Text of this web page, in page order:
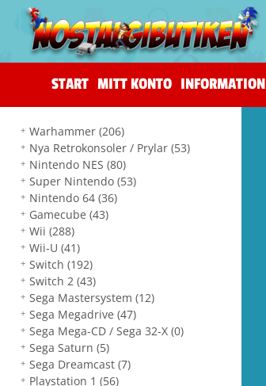
START MITT KONTO INFORMATION
Warhammer(206)
Nya Retrokonsoler / Prylar(53)
Nintendo NES(80)
Super Nintendo(53)
Nintendo 64(36)
Gamecube(43)
Wii(288)
Wii-U(41)
Switch(192)
Switch 2(43)
Sega Mastersystem(12)
Sega Megadrive(47)
Sega Mega-CD / Sega 32-X(0)
Sega Saturn(5)
Sega Dreamcast(7)
Playstation 1(56)